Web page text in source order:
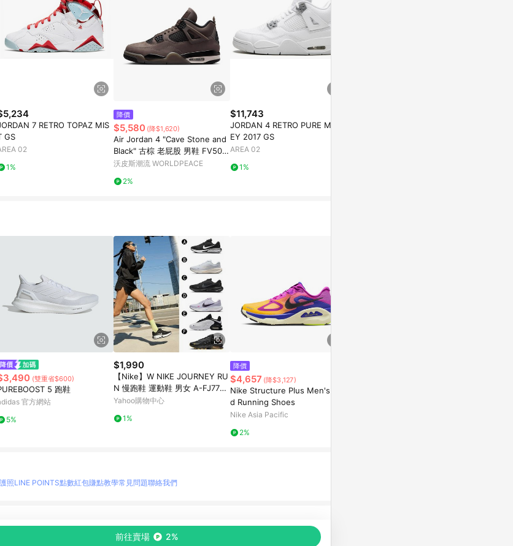
7 RETRO TOPAZ MIS
GS
02
1%
降價
$5,580 (降$1,620)
Air Jordan 4 "Cave Stone and
Black" 古棕 老屁股 男鞋 FV502
9-200 [台灣現貨]
沃皮斯潮流 WORLDPEACE
2%
$11,743
JORDAN 4 RETRO PURE MON
EY 2017 GS
AREA 02
1%
(雙重省$600)
5 跑鞋
官方網站
5%
$1,990
【Nike】W NIKE JOURNEY RU
N 慢跑鞋 運動鞋 男女 A-FJ7765
001 B-FJ7765119 精選六款
Yahoo購物中心
1%
降價
$4,657 (降$3,127)
Nike Structure Plus Men's Roa
d Running Shoes
Nike Asia Pacific
2%
前往賣場 2%
照LINE POINTS點數紅包賺點教學常見問題聯絡我們
的整合性平台，並依購物情報中的趨勢與風格做合作網路商家的延伸商品推薦，商品資料更新會有
商家，確認現售價與購物條件，一切資訊以合作廠商網頁為準。